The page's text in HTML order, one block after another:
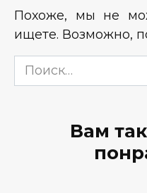
Похоже, мы не
ищете. Возможно,
Search
for:
Вам